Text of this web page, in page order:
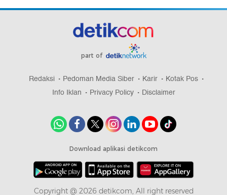
part of
Redaksi Pedoman Media Siber Karir
Kotak Pos
Info Iklan
Privacy Policy Disclaimer
Download aplikasi detikcom
Copyright @ 2026 detikcom, All right reserved